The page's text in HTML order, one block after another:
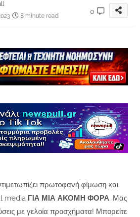
8 minute read
0
πρωτοφανή φίμωση και
media ΓΙΑ ΜΙΑ ΑΚΟΜΗ ΦΟΡΑ. Μας
με γελοία προσχήματα! Μπορείτε